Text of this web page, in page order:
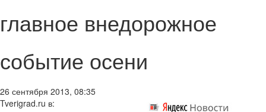
главное внедорожное
событие осени
26 сентября 2013, 08:35
Tverigrad.ru в: